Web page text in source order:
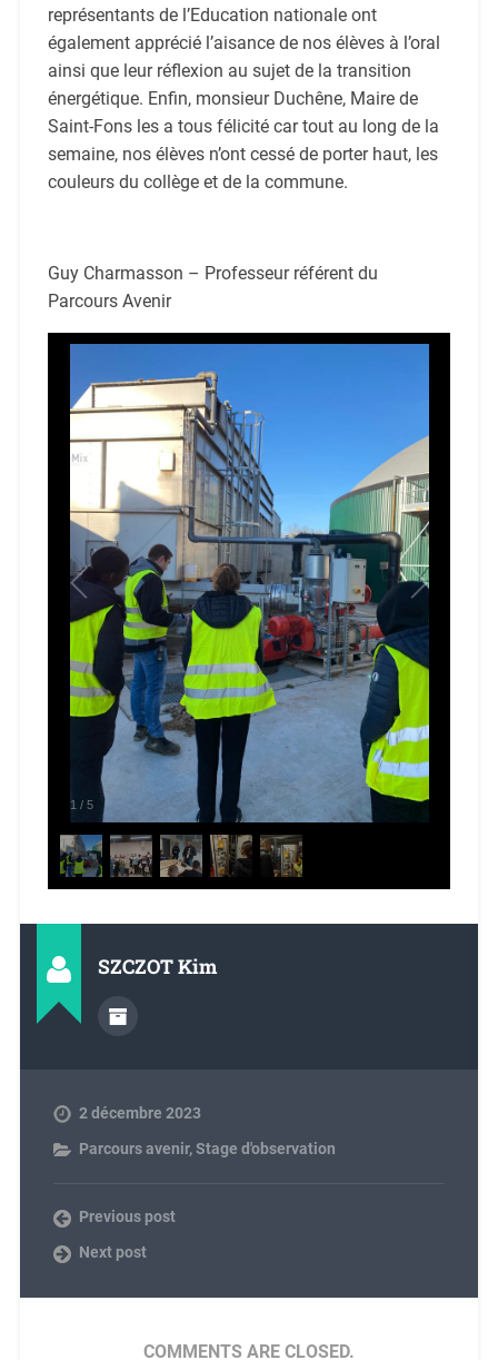
représentants de l’Education nationale ont
également apprécié l’aisance de nos élèves à l’oral
ainsi queleur réflexion au sujetde la transition
énergétique. Enfin, monsieur Duchêne, Maire de
Saint-Fons les a tous félicité car tout au long de la
semaine, nos élèves n’ont cessé de porter haut, les
couleurs du collège et de la commune.
Guy Charmasson – Professeur référent du
Parcours Avenir
1 / 5
SZCZOT Kim
2 décembre 2023
Parcours avenir,Stage d'observation
Previous post
Next post
COMMENTS ARE CLOSED.